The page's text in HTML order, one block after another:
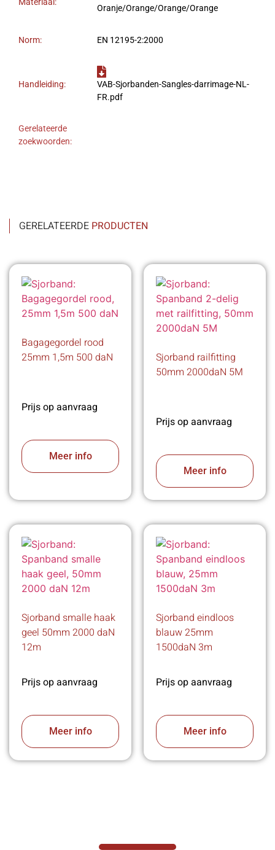
Materiaal:
Oranje/Orange/Orange/Orange
Norm: EN 12195-2:2000
Handleiding:
VAB-Sjorbanden-Sangles-darrimage-NL-
FR.pdf
Gerelateerde
zoekwoorden:
GERELATEERDE PRODUCTEN
Bagagegordel rood
25mm 1,5m 500 daN
Prijs op aanvraag
Meer info
Sjorband railfitting
50mm 2000daN 5M
Prijs op aanvraag
Meer info
Sjorband smalle haak
geel 50mm 2000 daN
12m
Prijs op aanvraag
Meer info
Sjorband eindloos
blauw 25mm
1500daN 3m
Prijs op aanvraag
Meer info